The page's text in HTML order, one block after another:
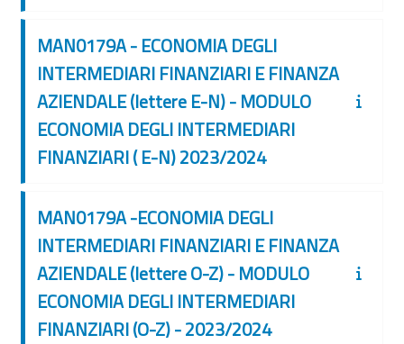
MAN0179A - ECONOMIA DEGLI
INTERMEDIARI FINANZIARI E FINANZA
AZIENDALE (lettere E-N) - MODULO
ECONOMIA DEGLI INTERMEDIARI
FINANZIARI ( E-N) 2023/2024
MAN0179A -ECONOMIA DEGLI
INTERMEDIARI FINANZIARI E FINANZA
AZIENDALE (lettere O-Z) - MODULO
ECONOMIA DEGLI INTERMEDIARI
FINANZIARI (O-Z) - 2023/2024